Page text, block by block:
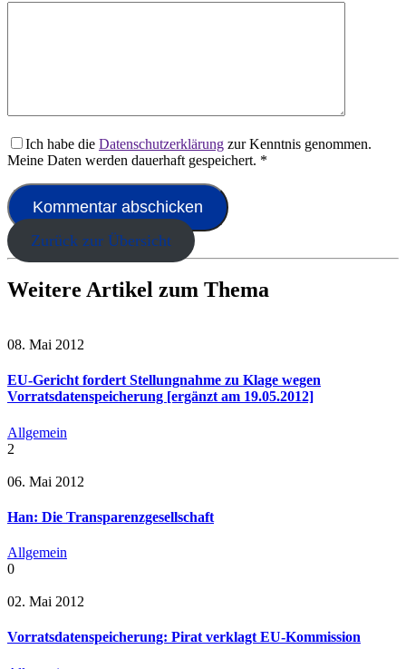
Ich habe die Datenschutzerklärung zur Kenntnis genommen.
Meine Daten werden dauerhaft gespeichert. *
Zurück zur Übersicht
Weitere Artikel zum Thema
08. Mai 2012
EU-Gericht fordert Stellungnahme zu Klage wegen
Vorratsdatenspeicherung [ergänzt am 19.05.2012]
Allgemein
2
06. Mai 2012
Han: Die Transparenzgesellschaft
Allgemein
0
02. Mai 2012
Vorratsdatenspeicherung: Pirat verklagt EU-Kommission